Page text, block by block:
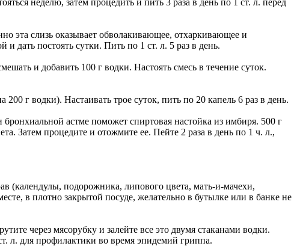
эта слизь оказывает обволакивающее, отхаркивающее и
и дать постоять сутки. Пить по 1 ст. л. 5 раз в день.
и добавить 100 г водки. Настоять смесь в течение суток.
г водки). Настаивать трое суток, пить по 20 капель 6 раз в день.
астме поможет спиртовая настойка из имбиря. 500 г
Затем процедите и отожмите ее. Пейте 2 раза в день по 1 ч. л.,
(календулы, подорожника, липового цвета, мать-и-мачехи,
в плотно закрытой посуде, желательно в бутылке или в банке не
через мясорубку и залейте все это двумя стаканами водки.
л. для профилактики во время эпидемий гриппа.